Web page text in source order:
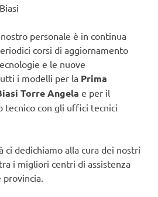
personale è in continua
corsi di aggiornamento
e le nuove
i modelli per la Prima
Torre Angela e per il
tecnico con gli uffici tecnici
ci dedichiamo alla cura dei nostri
i migliori centri di assistenza
provincia.